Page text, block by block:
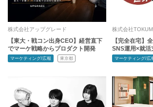
株式会社アップグレード
【東大・戦コン出身CEO】経営直下
でマーケ戦略からプロダクト開発
マーケティング/広報 東京都
株式会社
【完全在宅】
SNS運用×就活
マーケティング/広